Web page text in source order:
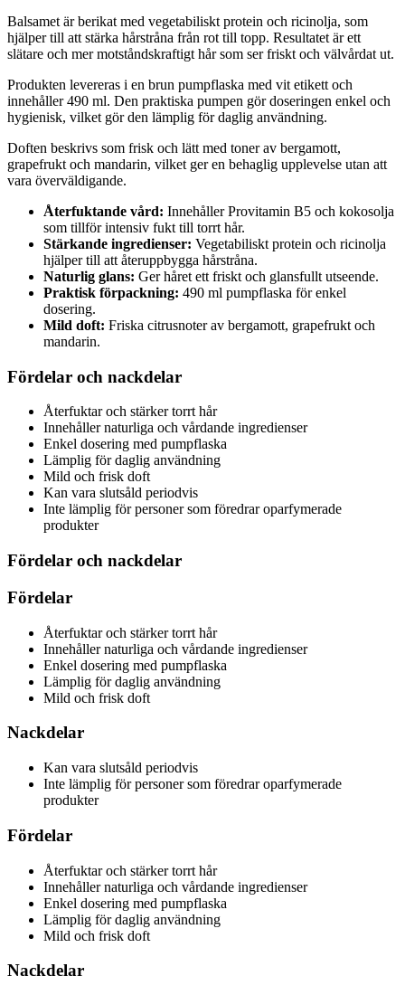
Balsamet är berikat med vegetabiliskt protein och ricinolja, som
hjälper till att stärka hårstråna från rot till topp. Resultatet är ett
slätare och mer motståndskraftigt hår som ser friskt och välvårdat ut.
Produkten levereras i en brun pumpflaska med vit etikett och
innehåller 490 ml. Den praktiska pumpen gör doseringen enkel och
hygienisk, vilket gör den lämplig för daglig användning.
Doften beskrivs som frisk och lätt med toner av bergamott,
grapefrukt och mandarin, vilket ger en behaglig upplevelse utan att
vara överväldigande.
Återfuktande vård: Innehåller Provitamin B5 och kokosolja
som tillför intensiv fukt till torrt hår.
Stärkande ingredienser: Vegetabiliskt protein och ricinolja
hjälper till att återuppbygga hårstråna.
Naturlig glans: Ger håret ett friskt och glansfullt utseende.
Praktisk förpackning: 490 ml pumpflaska för enkel
dosering.
Mild doft: Friska citrusnoter av bergamott, grapefrukt och
mandarin.
Fördelar och nackdelar
Återfuktar och stärker torrt hår
Innehåller naturliga och vårdande ingredienser
Enkel dosering med pumpflaska
Lämplig för daglig användning
Mild och frisk doft
Kan vara slutsåld periodvis
Inte lämplig för personer som föredrar oparfymerade
produkter
Fördelar och nackdelar
Fördelar
Återfuktar och stärker torrt hår
Innehåller naturliga och vårdande ingredienser
Enkel dosering med pumpflaska
Lämplig för daglig användning
Mild och frisk doft
Nackdelar
Kan vara slutsåld periodvis
Inte lämplig för personer som föredrar oparfymerade
produkter
Fördelar
Återfuktar och stärker torrt hår
Innehåller naturliga och vårdande ingredienser
Enkel dosering med pumpflaska
Lämplig för daglig användning
Mild och frisk doft
Nackdelar